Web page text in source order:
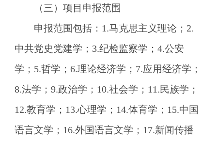
（三）项目申报范围
申报范围包括： 1.马克思主义理论；2.
中共党史党建学；3.纪检监察学；4.公安
学；5.哲学；6.理论经济学；7.应用经济学；
8.法学；9.政治学；10.社会学；11.民族学；
12.教育学；13.心理学；14.体育学；15.中国
语言文学；16.外国语言文学；17.新闻传播